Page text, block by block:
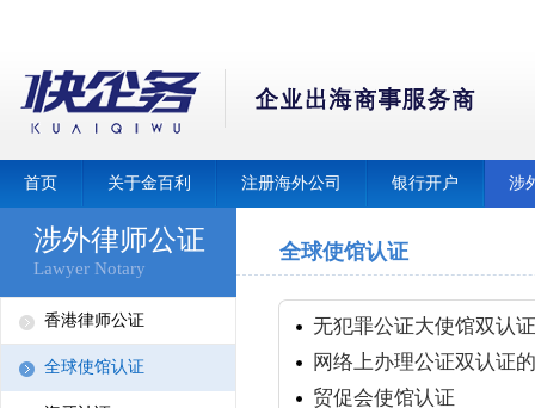
首页 关于金百利 注册海外公司 银行开户 涉
涉外律师公证
Lawyer Notary
香港律师公证
全球使馆认证
全球使馆认证
无犯罪公证大使馆双认证
网络上办理公证双认证
贸促会使馆认证